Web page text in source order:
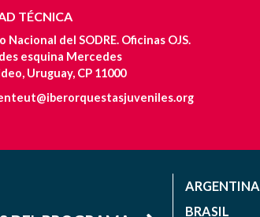
TÉCNICA
del SODRE. Oficinas OJS.
esquina Mercedes
Uruguay, CP 11000
ARGENTINA
BRASIL